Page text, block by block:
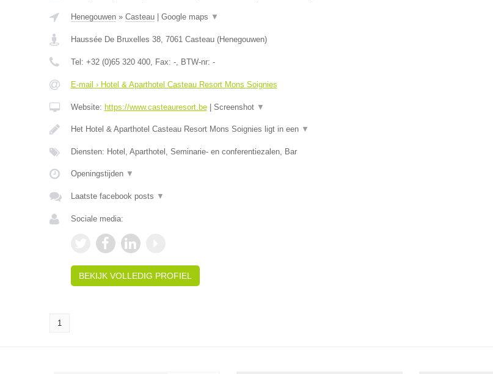
Henegouwen» Casteau| Google maps ▼
Haussée De Bruxelles 38, 7061 Casteau(Henegouwen)
Tel: +32 (0)65 320 400, Fax: -, BTW-nr: -
E-mail › Hotel & Aparthotel Casteau Resort Mons Soignies
Website: https://www.casteauresort.be| Screenshot ▼
Het Hotel & Aparthotel Casteau Resort Mons Soignies ligt in een ▼
Diensten: Hotel, Aparthotel, Seminarie- en conferentiezalen, Bar
Openingstijden ▼
Laatste facebook posts ▼
Sociale media:
BEKIJK VOLLEDIG PROFIEL
1